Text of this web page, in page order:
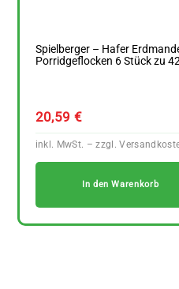
Spielberger – Hafer
Porridgeflocken 6 Stück zu
20,59 €
In den Warenkorb